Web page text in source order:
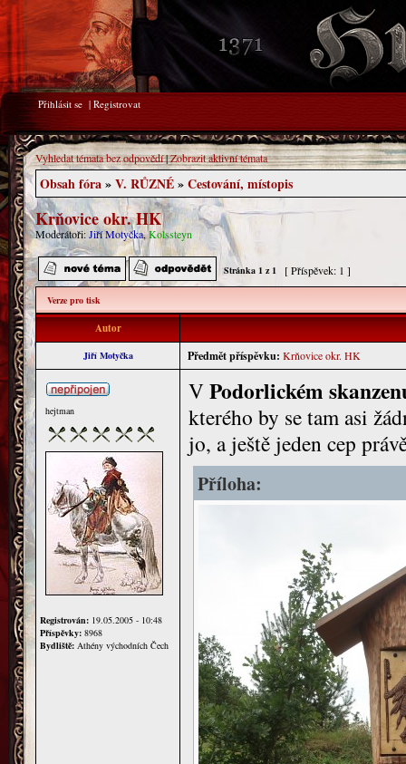
Přihlásit se | Registrovat
Vyhledat témata bez odpovědí|Zobrazit aktivní témata
Obsah fóra»V. RŮZNÉ»Cestování, místopis
Krňovice okr. HK
Moderátoři:Jiří Motyčka,Kolssteyn
Stránka 1 z 1 [ Příspěvek: 1 ]
Verze pro tisk
Autor
Jiří Motyčka Předmět příspěvku: Krňovice okr. HK
hejtman
Registrován: 19.05.2005 - 10:48
Příspěvky: 8968
Bydliště: Athény východních Čech
VPodorlickém
kterého by se tam asi
jo, a ještě jeden cep
Příloha: